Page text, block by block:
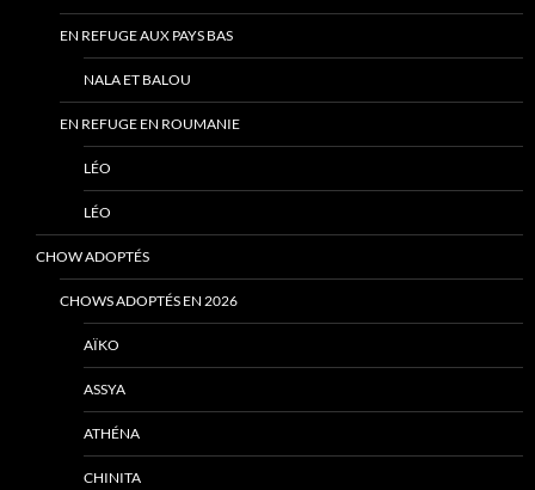
EN REFUGE AUX PAYS BAS
NALA ET BALOU
EN REFUGE EN ROUMANIE
LÉO
LÉO
CHOW ADOPTÉS
CHOWS ADOPTÉS EN 2026
AÏKO
ASSYA
ATHÉNA
CHINITA